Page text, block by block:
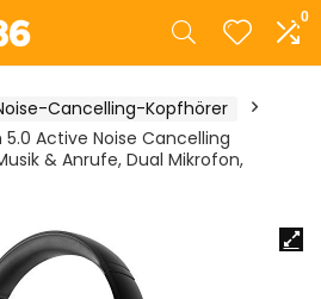
0
Cancelling-Kopfhörer
Active Noise Cancelling
& Anrufe, Dual Mikrofon,